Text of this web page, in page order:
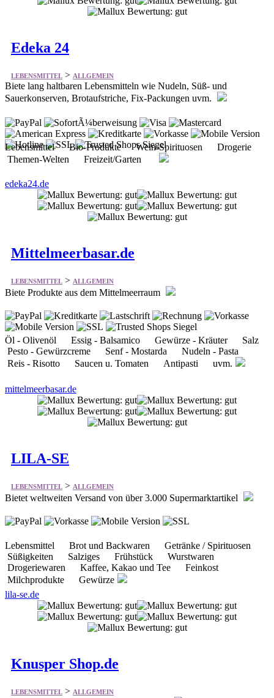
Edeka 24
LEBENSMITTEL>ALLGEMEIN
Biete lang haltbaren Lebensmitteln wie Nudeln, Süß- und
Sauerkonserven, Brotaufstriche, Fix-Packungen uvm.
Lebensmittel Bio-Produkte Wein-Spirituosen Drogerie
Themen-Welten Freizeit/Garten
edeka24.de
Mittelmeerbasar.de
LEBENSMITTEL>ALLGEMEIN
Biete Produkte aus dem Mittelmeerraum
Öl - Olivenöl Essig - Balsamico Gewürze - Kräuter Salz
Pesto - Gewürzcreme Senf - Mostarda Nudeln - Pasta
Reis - Risotto Saucen u. Tomaten Antipasti uvm.
mittelmeerbasar.de
LILA-SE
LEBENSMITTEL>ALLGEMEIN
Bietet weltweiten Versand von über 3.000 Supermarktartikel
Lebensmittel Brot und Backwaren Getränke / Spirituosen
Süßigkeiten Salziges Frühstück Wurstwaren
Drogeriewaren Kaffee, Kakao und Tee Feinkost
Milchprodukte Gewürze
lila-se.de
Knusper Shop.de
LEBENSMITTEL>ALLGEMEIN